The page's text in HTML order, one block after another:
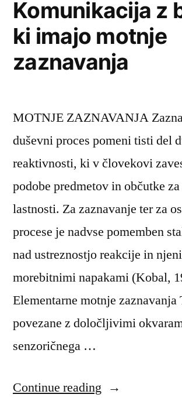
Komunikacija z
ki imajo motnje
zaznavanja
MOTNJE ZAZNAVANJA
duševni proces pomeni tisti del
reaktivnosti, ki v človekovi
podobe predmetov in občutke
lastnosti. Za zaznavanje ter za
procese je nadvse pomemben
nad ustreznostjo reakcije in
morebitnimi napakami (Kobal,
Elementarne motnje zaznavanja
povezane z določljivimi
senzoričnega …
Continue reading “Komunikacija